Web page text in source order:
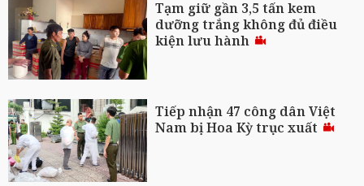
Tạm giữ gần 3,5 tấn kem
dưỡng trắng không đủ điều
kiện lưu hành
Tiếp nhận 47 công dân Việt
Nam bị Hoa Kỳ trục xuất